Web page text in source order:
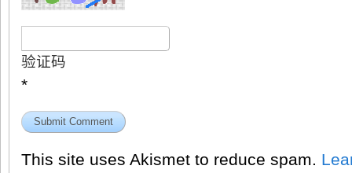
验证码
*
This site uses Akismet to reduce spam.